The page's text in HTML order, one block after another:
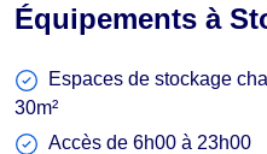
Équipements à
Espaces de stockage
30m²
Accès de 6h00 à 23h00